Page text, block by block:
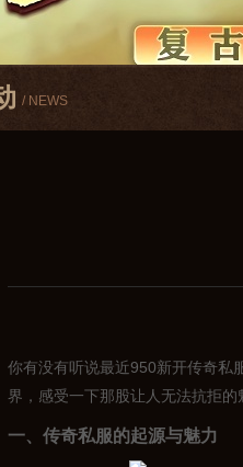
/ NEWS
你有没有听说最近950新开传奇私
界，感受一下那股让人无法抗拒的
一、传奇私服的起源与魅力